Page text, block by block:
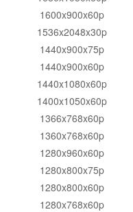
1600x900x60p
1536x2048x30p
1440x900x75p
1440x900x60p
1440x1080x60p
1400x1050x60p
1366x768x60p
1360x768x60p
1280x960x60p
1280x800x75p
1280x800x60p
1280x768x60p